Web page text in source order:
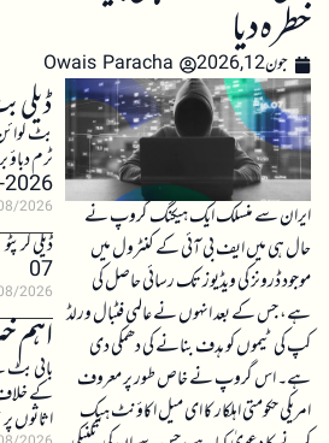
خطرہ دیا
جون 12, 2026 Owais Paracha
ایران سے منسلک ایک ہیکنگ گروپ نے
حال ہی میں ایف بی آئی کے کنٹرول میں
موجود ڈرونز کی ویڈیوز تک رسائی حاصل کی
ہے، جس کے بعد انہوں نے عالمی فٹبال ورلڈ
کپ کی ٹیموں کو ہدف بنانے کی دھمکی دی
ہے۔ اس گروپ نے خاص طور پر معروف
امریکی حکومتی اہلکار کا ای میل اکاؤنٹ ہیک
ڈیلی
بٹ
ٹرم دباؤ
2026-08-07
2026
07
2026
اہم
بائی بٹ
کے خلاف
اثاثوں